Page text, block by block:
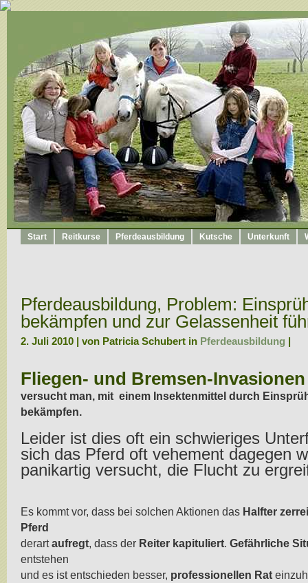
Start Reitkurse Pferdeausbildung Kutsche Unterkunft
Pferdeausbildung, Problem:
bekämpfen und zur Gelassenheit
2. Juli 2010 | von Patricia Schubert in Pferdeausbildung |
Fliegen- und Bremsen-Invasionen
versucht man, mit einem Insektenmittel durch
bekämpfen.
Leider ist dies oft ein schwieriges
sich das Pferd oft vehement dagegen
panikartig versucht, die Flucht zu
Es kommt vor, dass bei solchen Aktionen das Halfter
Pferd
derartaufregt, dass der Reiter kapituliert. Gefährliche
entstehen
und es ist entschieden besser, professionellen Rat